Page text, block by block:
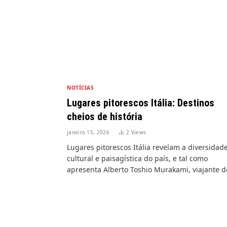
NOTÍCIAS
Lugares pitorescos Itália: Destinos
cheios de história
janeiro 15, 2026 2 Views
Lugares pitorescos Itália revelam a
cultural e paisagística do país, e tal como
apresenta Alberto Toshio Murakami, viajante